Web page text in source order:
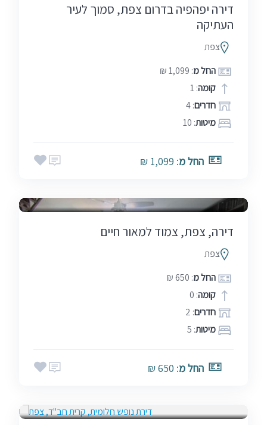
דירה יפהפיה בדרום צפת, סמוך לעיר
העתיקה
צפת
החל מ: 1,099 ₪
קומה: 1
חדרים: 4
מיטות: 10
החל מ: 1,099 ₪
דירה, צפת, צמוד למאור חיים
צפת
החל מ: 650 ₪
קומה: 0
חדרים: 2
מיטות: 5
החל מ: 650 ₪